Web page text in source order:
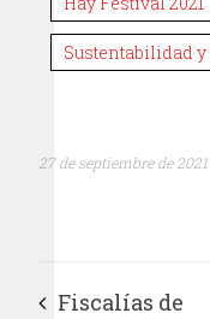
Sustentabilidad
27 de septiembre de 2021
Fiscalías de